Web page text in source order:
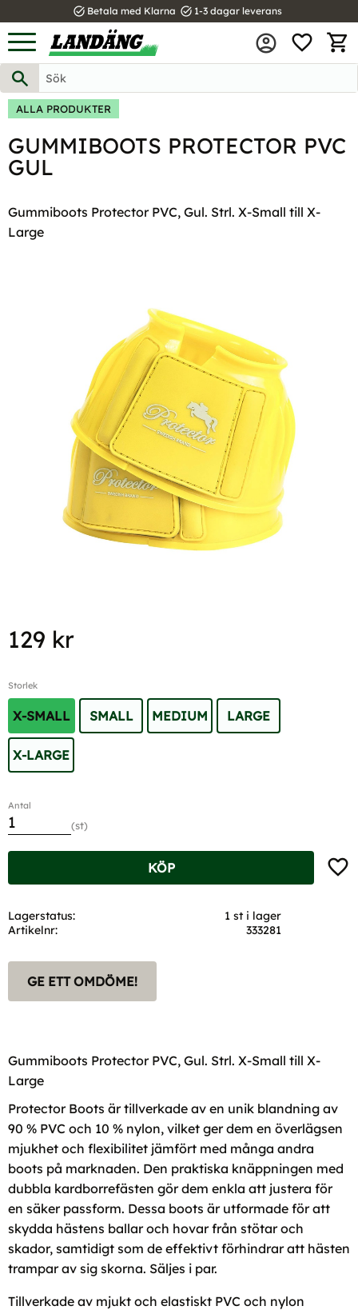
Meny
task_alt Betala med Klarna task_alt 1-3 dagar leverans
ALLA PRODUKTER
GUMMIBOOTS PROTECTOR PVC
GUL
Gummiboots Protector PVC, Gul. Strl. X-Small till X-
Large
129 kr
Storlek
X-SMALL SMALL MEDIUM LARGE
X-LARGE
Antal
st
KÖP
Lagerstatus
1 st i lager
Artikelnr
333281
GE ETT OMDÖME!
Gummiboots Protector PVC, Gul. Strl. X-Small till X-
Large
Protector Boots är tillverkade av en unik blandning av
90 % PVC och 10 % nylon, vilket ger dem en överlägsen
mjukhet och flexibilitet jämfört med många andra
boots på marknaden. Den praktiska knäppningen med
dubbla kardborrefästen gör dem enkla att justera för
en säker passform. Dessa boots är utformade för att
skydda hästens ballar och hovar från stötar och
skador, samtidigt som de effektivt förhindrar att hästen
trampar av sig skorna. Säljes i par.
Tillverkade av mjukt och elastiskt PVC och nylon